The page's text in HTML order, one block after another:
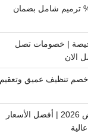
ترميم الرياض خصم 40% ترميم شامل بضمان
| خصومات تصل
فرشات بالرياض بـ 40%خصم تنظيف عميق وتعقيم
ارخص شركة تنظيف في الرياض 2026 | أفضل الأسعار